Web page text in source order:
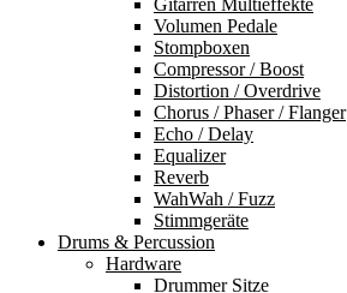
Gitarren Multieffekte
Volumen Pedale
Stompboxen
Compressor / Boost
Distortion / Overdrive
Chorus / Phaser / Flanger
Echo / Delay
Equalizer
Reverb
WahWah / Fuzz
Stimmgeräte
Drums & Percussion
Hardware
Drummer Sitze